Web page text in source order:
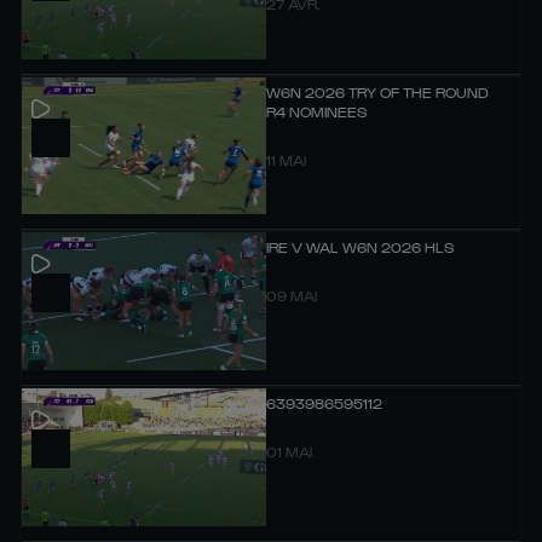
27 AVR.
W6N 2026 TRY OF THE ROUND
R4 NOMINEES
11 MAI
IRE V WAL W6N 2026 HLS
09 MAI
6393986595112
01 MAI